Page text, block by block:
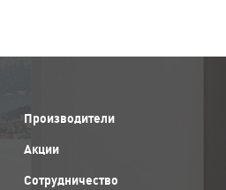
Производители
Акции
Сотрудничество